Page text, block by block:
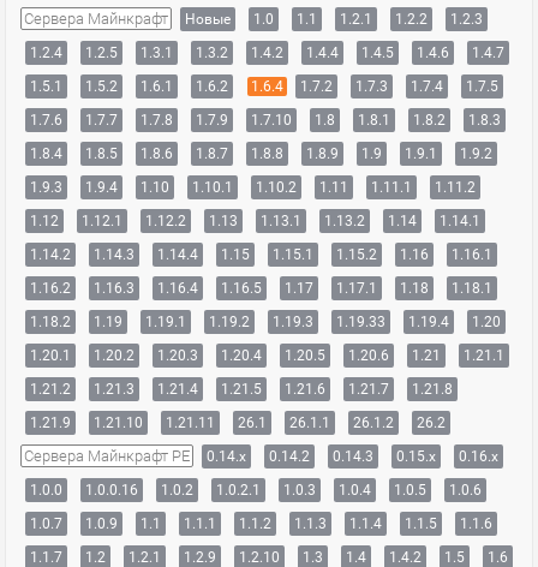
Сервера Майнкрафт Новые 1.0 1.1 1.2.1 1.2.2
1.2.3
1.2.4
1.2.5 1.3.1 1.3.2 1.4.2 1.4.4 1.4.5 1.4.6
1.4.7
1.5.1
1.5.2 1.6.1 1.6.2 1.6.4 1.7.2 1.7.3 1.7.4
1.7.5
1.7.6
1.7.7 1.7.8 1.7.9 1.7.10 1.8 1.8.1 1.8.2
1.8.3
1.8.4
1.8.5 1.8.6 1.8.7 1.8.8 1.8.9 1.9 1.9.1
1.9.2
1.9.3
1.9.4 1.10 1.10.1 1.10.2 1.11 1.11.1
1.11.2
1.12
1.12.1 1.12.2 1.13 1.13.1 1.13.2 1.14
1.14.1
1.14.2
1.14.3 1.14.4 1.15 1.15.1 1.15.2 1.16
1.16.1
1.16.2
1.16.3 1.16.4 1.16.5 1.17 1.17.1 1.18
1.18.1
1.18.2
1.19 1.19.1 1.19.2 1.19.3 1.19.33 1.19.4
1.20
1.20.1
1.20.2 1.20.3 1.20.4 1.20.5 1.20.6 1.21
1.21.1
1.21.2
1.21.3 1.21.4 1.21.5 1.21.6 1.21.7
1.21.8
1.21.9
1.21.10 1.21.11 26.1 26.1.1 26.1.2 26.2
Сервера Майнкрафт PE 0.14.x 0.14.2 0.14.3 0.15.x
0.16.x
1.0.0
1.0.0.16 1.0.2 1.0.2.1 1.0.3 1.0.4 1.0.5
1.0.6
1.0.7
1.0.9 1.1 1.1.1 1.1.2 1.1.3 1.1.4 1.1.5
1.1.6
1.1.7
1.2 1.2.1 1.2.9 1.2.10 1.3 1.4 1.4.2 1.5
1.6